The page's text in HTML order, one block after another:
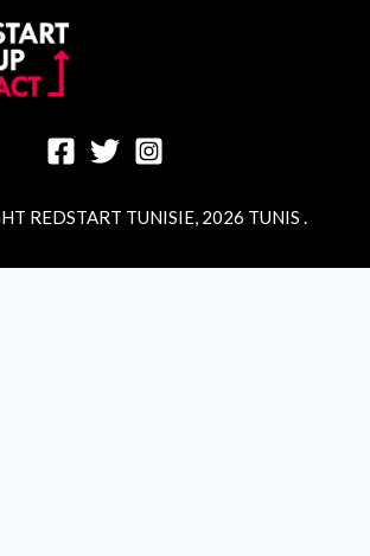
REDSTART TUNISIE, 2026 TUNIS .